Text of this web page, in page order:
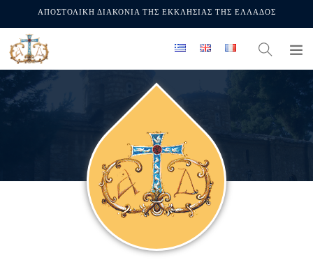
ΑΠΟΣΤΟΛΙΚΗ ΔΙΑΚΟΝΙΑ ΤΗΣ ΕΚΚΛΗΣΙΑΣ ΤΗΣ ΕΛΛΑΔΟΣ